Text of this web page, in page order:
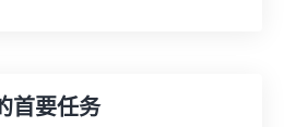
首要任务